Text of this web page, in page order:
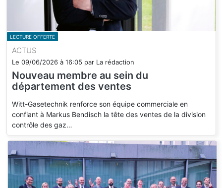
LECTURE OFFERTE
ACTUS
Le 09/06/2026 à 16:05 par La rédaction
Nouveau membre au sein du
département des ventes
Witt-Gasetechnik renforce son équipe commerciale en
confiant à Markus Bendisch la tête des ventes de la division
contrôle des gaz…